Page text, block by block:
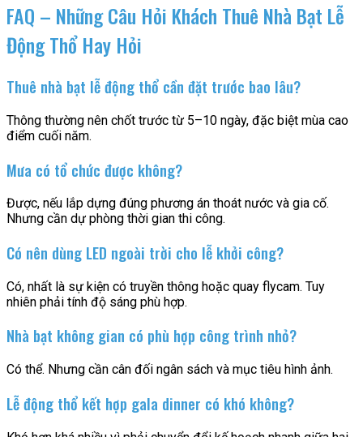
FAQ – Những Câu Hỏi Khách Thuê Nhà Bạt Lễ
Động Thổ Hay Hỏi
Thuê nhà bạt lễ động thổ cần đặt trước bao lâu?
Thông thường nên chốt trước từ 5–10 ngày, đặc biệt mùa cao
điểm cuối năm.
Mưa có tổ chức được không?
Được, nếu lắp dựng đúng phương án thoát nước và gia cố.
Nhưng cần dự phòng thời gian thi công.
Có nên dùng LED ngoài trời cho lễ khởi công?
Có, nhất là sự kiện có truyền thông hoặc quay flycam. Tuy
nhiên phải tính độ sáng phù hợp.
Nhà bạt không gian có phù hợp công trình nhỏ?
Có thể. Nhưng cần cân đối ngân sách và mục tiêu hình ảnh.
Lễ động thổ kết hợp gala dinner có khó không?